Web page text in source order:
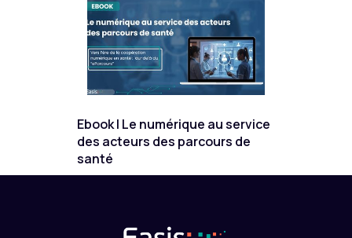
Ebook | Le numérique au service
des acteurs des parcours de
santé